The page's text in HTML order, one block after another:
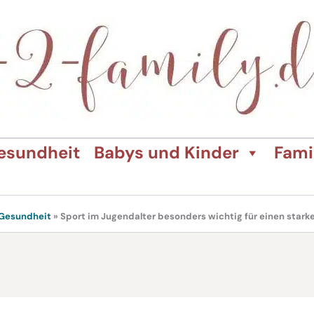
Babys und Kinder
» Sport im Jugendalter besonders wichtig für einen